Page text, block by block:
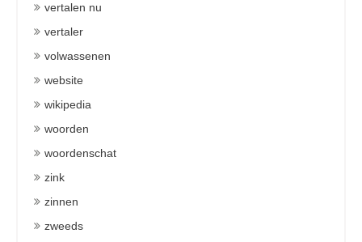
vertalen nu
vertaler
volwassenen
website
wikipedia
woorden
woordenschat
zink
zinnen
zweeds